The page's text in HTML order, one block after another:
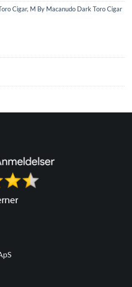
Cigar, M By Macanudo Dark Toro Cigar